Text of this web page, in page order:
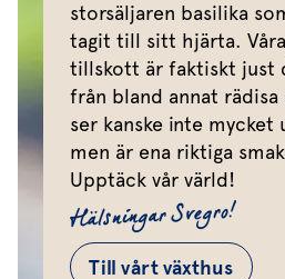
storsäljaren basilika
tagit till sitt hjärta.
tillskott är faktiskt just
från bland annat rädisa
ser kanske inte mycket
men är ena riktiga
Upptäck vår värld!
Hälsningar Svegro!
Till vårt växthus